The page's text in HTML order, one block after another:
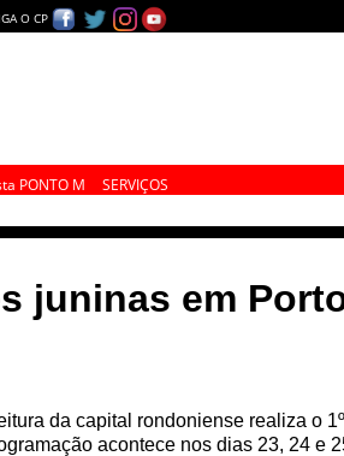
O CP
PONTO M SERVIÇOS
juninas em
da capital rondoniense realiza o
acontece nos dias 23, 24 e